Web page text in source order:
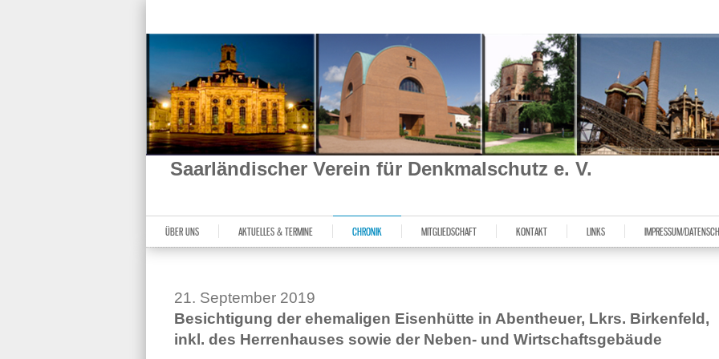
Saarländischer Verein für Denkmalschutz e. V.
ÜBER UNS AKTUELLES & TERMINE CHRONIK MITGLIEDSCHAFT KONTAKT LINKS IMPRESSUM/
21. September 2019
Besichtigung der ehemaligen Eisenhütte in Abentheuer, Lkrs. Birkenfeld,
inkl. des Herrenhauses sowie der Neben- und Wirtschaftsgebäude